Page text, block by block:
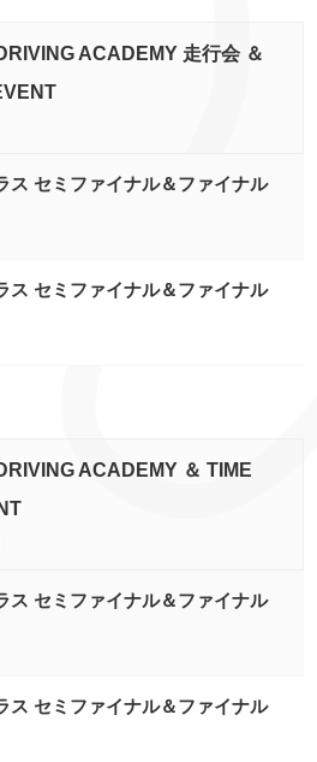
ACADEMY 走行会 ＆
ス セミファイナル＆ファイナル
ス セミファイナル＆ファイナル
ACADEMY ＆ TIME
ス セミファイナル＆ファイナル
ス セミファイナル＆ファイナル